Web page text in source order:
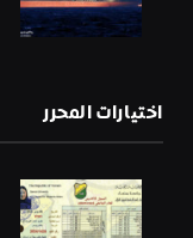
اختيارات المحرر